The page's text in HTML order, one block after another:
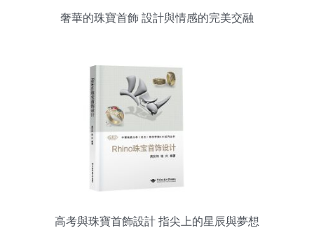
奢華的珠寶首飾 設計與情感的完美交融
高考與珠寶首飾設計 指尖上的星辰與夢想